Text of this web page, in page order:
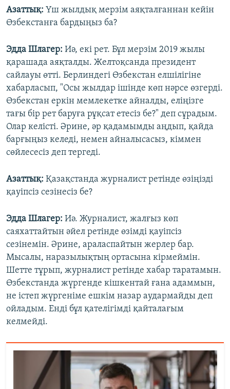
Азаттық: Үш жылдық мерзім аяқталғаннан кейін
Өзбекстанға бардыңыз ба?
Эдда Шлагер: Иә, екі рет. Бұл мерзім 2019 жылы
қарашада аяқталды. Желтоқсанда президент
сайлауы өтті. Берлиндегі Өзбекстан елшілігіне
хабарласып, "Осы жылдар ішінде көп нәрсе өзгерді.
Өзбекстан еркін мемлекетке айналды, еліңізге
тағы бір рет баруға рұқсат етесіз бе?" деп сұрадым.
Олар келісті. Әрине, әр қадамымды аңдып, қайда
барғыңыз келеді, немен айналысасыз, кіммен
сөйлесесіз деп тергеді.
Азаттық: Қазақстанда журналист ретінде өзіңізді
қауіпсіз сезінесіз бе?
Эдда Шлагер: Иә. Журналист, жалғыз көп
саяхаттайтын әйел ретінде өзімді қауіпсіз
сезінемін. Әрине, араласпайтын жерлер бар.
Мысалы, наразылықтың ортасына кірмеймін.
Шетте тұрып, журналист ретінде хабар таратамын.
Өзбекстанда жүргенде кішкентай ғана адаммын,
не істеп жүргеніме ешкім назар аудармайды деп
ойладым. Енді бұл қателігімді қайталағым
келмейді.